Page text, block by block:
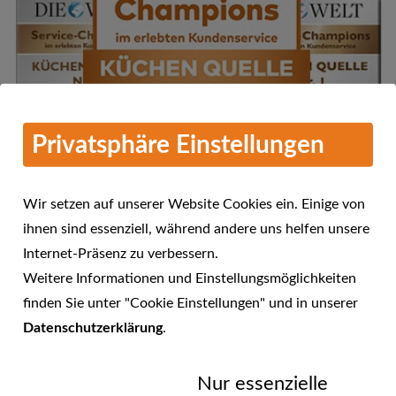
Mehr Informationen
KÜCHEN QUELLE - Service-
Champions 2016 im erlebten
Privatsphäre Einstellungen
Wir setzen auf unserer Website Cookies ein. Einige von
ihnen sind essenziell, während andere uns helfen unsere
Internet-Präsenz zu verbessern.
Weitere Informationen und Einstellungsmöglichkeiten
finden Sie unter "Cookie Einstellungen" und in unserer
Datenschutzerklärung.
Nur essenzielle